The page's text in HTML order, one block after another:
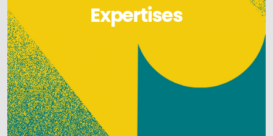
Expertises